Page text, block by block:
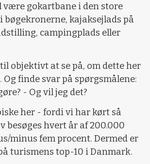
være gokartbane i den store
bøgekronerne, kajaksejlads på
campingplads eller
objektivt at se på, om dette her
finde svar på spørgsmålene:
- Og vil jeg det?
her - fordi vi har kørt så
besøges hvert år af 200.000
minus fem procent. Dermed er
turismens top-10 i Danmark.